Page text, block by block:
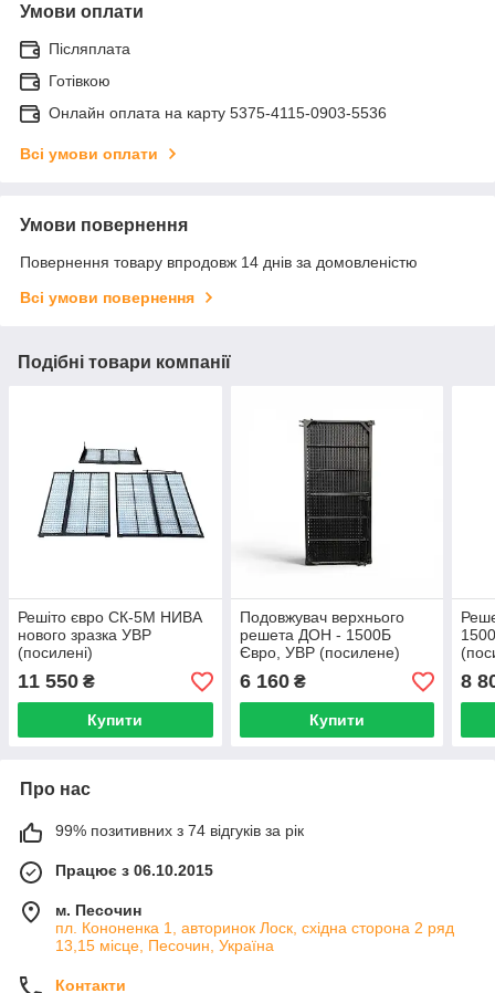
Умови оплати
Післяплата
Готівкою
Онлайн оплата на карту 5375-4115-0903-5536
Всі умови оплати
Умови повернення
Повернення товару впродовж 14 днів за домовленістю
Всі умови повернення
Подібні товари компанії
Решіто євро СК-5М НИВА
нового зразка УВР
(посилені)
11 550 ₴
Купити
Подовжувач верхнього
решета ДОН - 1500Б
Євро, УВР (посилене)
6 160₴
Купити
8
Про нас
99% позитивних з 74 відгуків за рік
Працює з 06.10.2015
м. Песочин
пл. Кононенка 1, авторинок Лоск, східна сторона 2 ряд
13,15 місце, Песочин, Україна
Контакти